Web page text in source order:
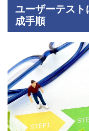
ユーザーテス
成手順